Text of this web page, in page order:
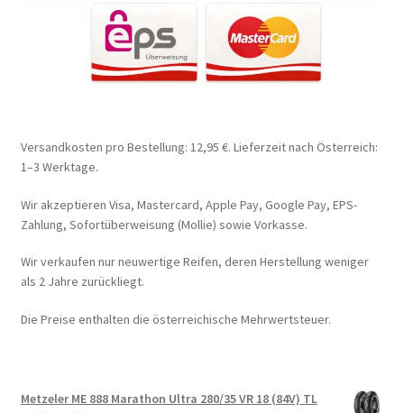
Versandkosten pro Bestellung: 12,95 €. Lieferzeit nach Österreich:
1–3 Werktage.
Wir akzeptieren Visa, Mastercard, Apple Pay, Google Pay, EPS-
Zahlung, Sofortüberweisung (Mollie) sowie Vorkasse.
Wir verkaufen nur neuwertige Reifen, deren Herstellung weniger
als 2 Jahre zurückliegt.
Die Preise enthalten die österreichische Mehrwertsteuer.
Metzeler ME 888 Marathon Ultra 280/35 VR 18 (84V) TL